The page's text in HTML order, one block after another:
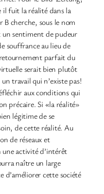
fuit la réalité dans la
cherche, sous le nom
un sentiment de pudeur
souffrance au lieu de
parfait du
serait bien plutôt
travail qui n’existe pas!
aux conditions qui
précaire. Si «la réalité»
légitime de se
de cette réalité. Au
de réseaux et
une activité d’intérêt
naître un large
d’améliorer cette société